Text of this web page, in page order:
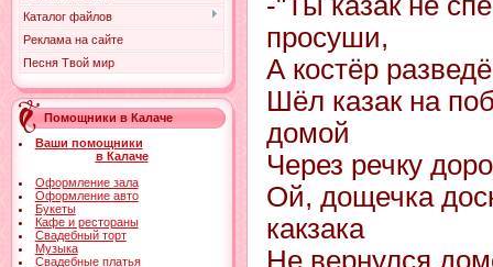
Каталог файлов
Реклама на сайте
Песня Твой мир
Помощники в Калаче
Ваши помощники
в Калаче
Оформление зала
Оформление авто
Букеты
Кафе и рестораны
Свадебный торт
Музыка
Свадебные платья
пpосуши,
А костёp
Шёл казак на
домой
Чеpез pечку
Ой, дощечка
какзака
Hе веpнулся